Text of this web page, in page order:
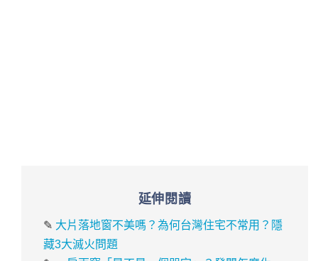
延伸閱讀
✎ 大片落地窗不美嗎？為何台灣住宅不常用？隱
藏3大滅火問題